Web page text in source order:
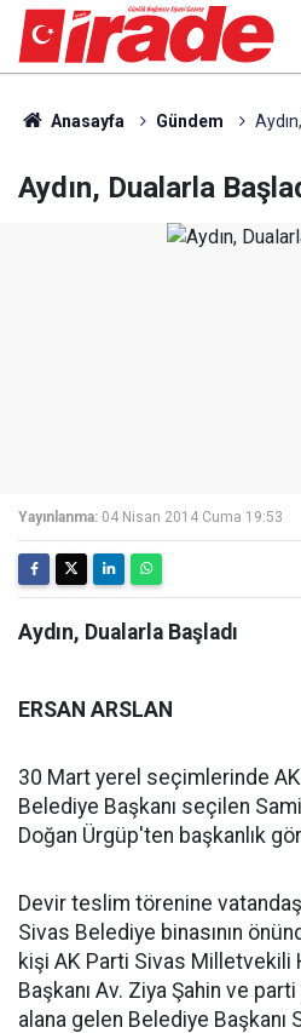
Anasayfa Gündem
Aydın, Dualarla
Yayınlanma: 04 Nisan 2014 Cuma 19:53
Aydın, Dualarla Başladı
ERSAN ARSLAN
30 Mart yerel seçimlerinde
Belediye Başkanı seçilen
Doğan Ürgüp'ten başkanlık
Devir teslim törenine
Sivas Belediye binasının
kişi AK Parti Sivas Milletvekili
Başkanı Av. Ziya Şahin ve
alana gelen Belediye Başkanı